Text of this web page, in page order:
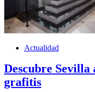
Actualidad
Descubre Sevilla
grafitis